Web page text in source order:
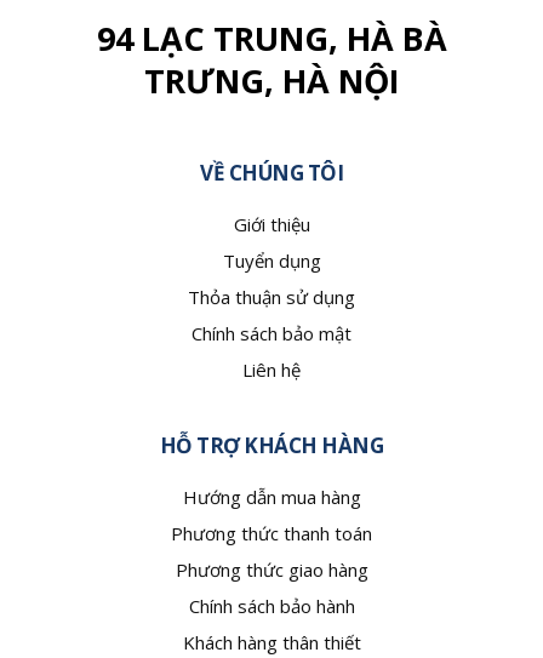
94 LẠC TRUNG, HÀ BÀ
TRƯNG, HÀ NỘI
VỀ CHÚNG TÔI
Giới thiệu
Tuyển dụng
Thỏa thuận sử dụng
Chính sách bảo mật
Liên hệ
HỖ TRỢ KHÁCH HÀNG
Hướng dẫn mua hàng
Phương thức thanh toán
Phương thức giao hàng
Chính sách bảo hành
Khách hàng thân thiết